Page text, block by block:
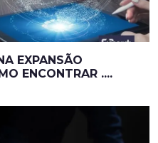
EXPANSÃO
ENCONTRAR ....